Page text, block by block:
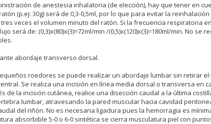
de anestesia inhalatoria (de elección), hay que tener en
(p.ej: 30g) será de 0,3-0,5ml, por lo que para evitar la
veces el volumen minuto del ratón. Si la frecuencia respiratoria
será de: (0,3)x(80)x(3)=72ml/min /(0,5)x(120)x(3)=180ml/min. No se
abordaje transverso dorsal.
roedores se puede realizar un abordaje lumbar sin retirar el
Se realiza una incisión en línea media dorsal o transversa en
de la incisión cutánea, realice una disección caudal a la última
lumbar, atravesando la pared muscular hacia cavidad
del riñón. No es necesaria ligadura pues la hemorragia es
absorbible 5-0 o 6-0 sintética se cierra musculatura piel con